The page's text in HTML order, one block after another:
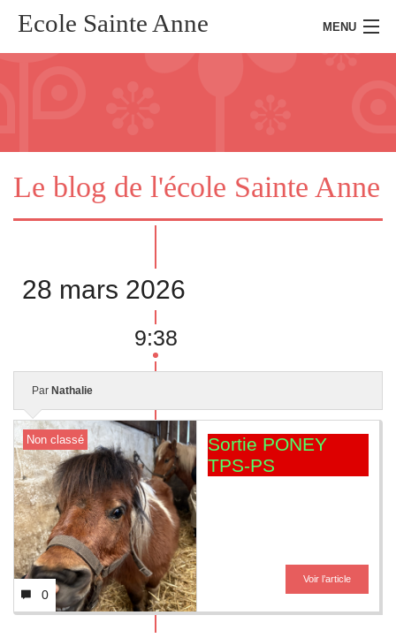
Ecole Sainte Anne MENU
Presse
Liens utiles
Contact
Le blog de l'école Sainte Anne
28 mars 2026
9:38
Par Nathalie
Non classé
0
Sortie PONEY
TPS-PS
Voir l’article